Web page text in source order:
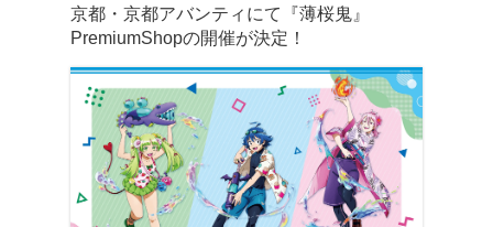
京都・京都アバンティにて『薄桜鬼』
PremiumShopの開催が決定！